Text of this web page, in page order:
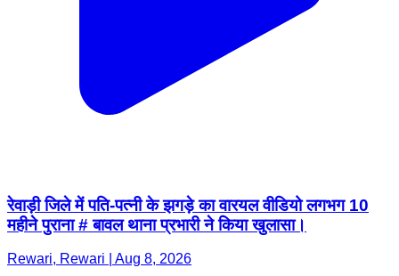
रेवाड़ी जिले में पति-पत्नी के झगड़े का वारयल वीडियो लगभग 10
महीने पुराना # बावल थाना प्रभारी ने किया खुलासा।
Rewari, Rewari | Aug 8, 2026